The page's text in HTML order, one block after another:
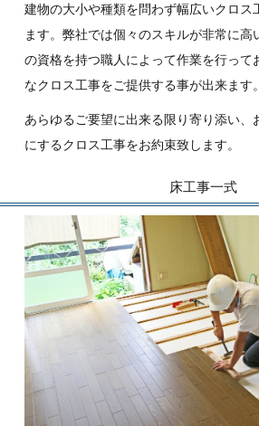
建物の大小や種類を問わず幅広いクロス
ます。弊社では個々のスキルが非常に高
の資格を持つ職人によって作業を行って
なクロス工事をご提供する事が出来ます。
あらゆるご要望に出来る限り寄り添い、
にするクロス工事をお約束致します。
床工事一式